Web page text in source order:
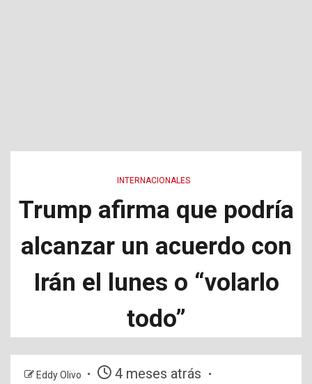
INTERNACIONALES
Trump afirma que podría
alcanzar un acuerdo con
Irán el lunes o “volarlo
todo”
Eddy Olivo 4 meses atrás